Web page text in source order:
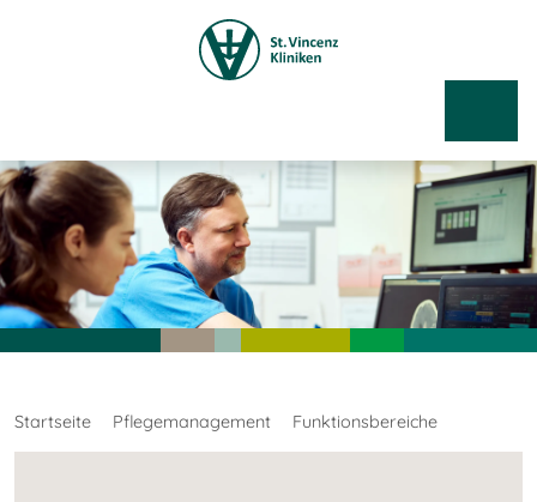
Startseite Pflegemanagement Funktionsbereiche